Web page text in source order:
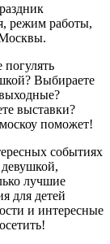
режим работы,
Выбираете
выставки?
поможет!
событиях
лучшие
для детей
и интересные